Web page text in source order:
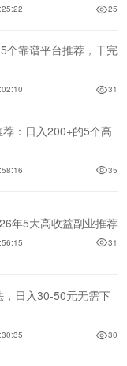
25
个靠谱平台推荐，干完
31
：日入200+的5个高
35
年5大高收益副业推荐
31
日入30-50元无需下
30